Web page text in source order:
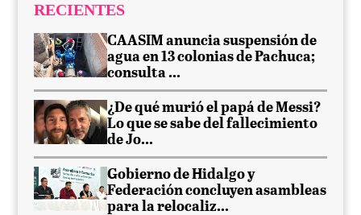
RECIENTES
CAASIM anuncia suspensión de
agua en 13 colonias de Pachuca;
consulta ...
¿De qué murió el papá de Messi?
Lo que se sabe del fallecimiento
de Jo...
Gobierno de Hidalgo y
Federación concluyen asambleas
para la relocaliz...